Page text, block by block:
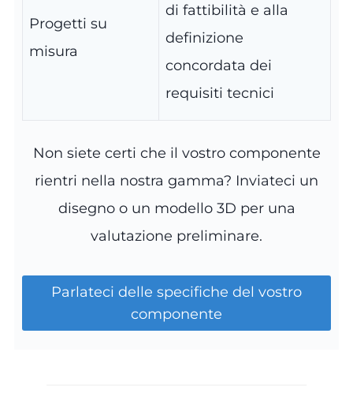
Progetti su
misura
di fattibilità e alla
definizione
concordata dei
requisiti tecnici
Non siete certi che il vostro componente
rientri nella nostra gamma? Inviateci un
disegno o un modello 3D per una
valutazione preliminare.
Parlateci delle specifiche del vostro
componente